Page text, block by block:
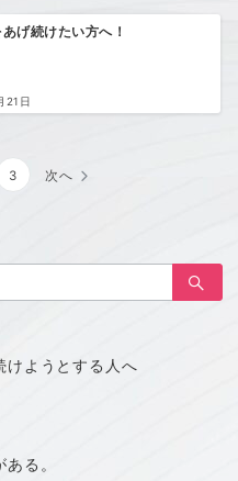
げ続けたい方へ！
21日
3 次へ
けようとする人へ
る。